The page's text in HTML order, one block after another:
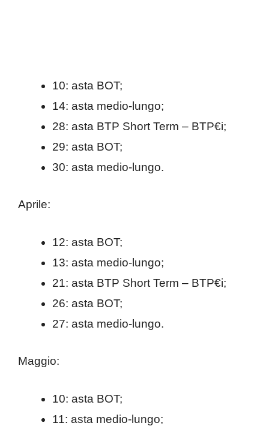
10: asta BOT;
14: asta medio-lungo;
28: asta BTP Short Term – BTP€i;
29: asta BOT;
30: asta medio-lungo.
Aprile:
12: asta BOT;
13: asta medio-lungo;
21: asta BTP Short Term – BTP€i;
26: asta BOT;
27: asta medio-lungo.
Maggio:
10: asta BOT;
11: asta medio-lungo;